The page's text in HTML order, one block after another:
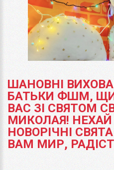
ШАНОВНІ
БАТЬКИ ФШМ,
ВАС ЗІ СВЯТОМ
МИКОЛАЯ!
НОВОРІЧНІ
ВАМ МИР,